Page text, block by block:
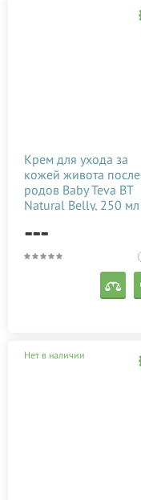
Крем для ухода за
кожей живота после
родов Baby Teva BT
Natural Belly, 250 мл
---
Нет в наличии